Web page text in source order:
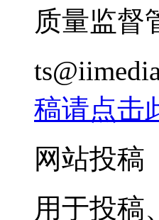
质量监督
稿请点击
网站投稿
用于投稿